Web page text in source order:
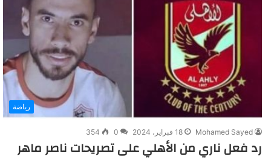
رياضة
Mohamed Sayed 18 فبراير، 2024 0
354
رد فعل ناري من الأهلي على تصريحات ناصر ماهر